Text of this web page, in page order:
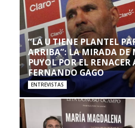
“LA U TIENE PLANTEL
ARRIBA”: LA MIRADA DE
PUYOL POR EL
FERNANDO GAGO
ENTREVISTAS